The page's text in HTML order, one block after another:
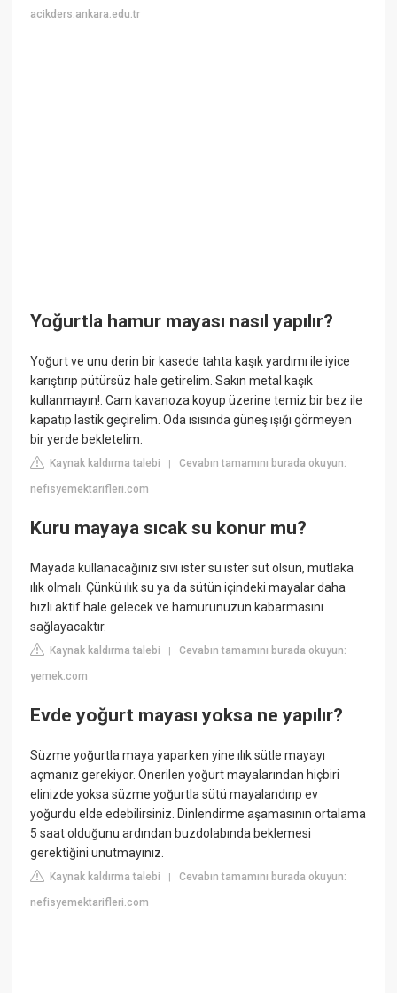
acikders.ankara.edu.tr
Yoğurtla hamur mayası nasıl yapılır?
Yoğurt ve unu derin bir kasede tahta kaşık yardımı ile iyice
karıştırıp pütürsüz hale getirelim. Sakın metal kaşık
kullanmayın!. Cam kavanoza koyup üzerine temiz bir bez ile
kapatıp lastik geçirelim. Oda ısısında güneş ışığı görmeyen
bir yerde bekletelim.
Kaynak kaldırma talebi |Cevabın tamamını burada okuyun:
nefisyemektarifleri.com
Kuru mayaya sıcak su konur mu?
Mayada kullanacağınız sıvı ister su ister süt olsun, mutlaka
ılık olmalı. Çünkü ılık su ya da sütün içindeki mayalar daha
hızlı aktif hale gelecek ve hamurunuzun kabarmasını
sağlayacaktır.
Kaynak kaldırma talebi |Cevabın tamamını burada okuyun:
yemek.com
Evde yoğurt mayası yoksa ne yapılır?
Süzme yoğurtla maya yaparken yine ılık sütle mayayı
açmanız gerekiyor. Önerilen yoğurt mayalarından hiçbiri
elinizde yoksa süzme yoğurtla sütü mayalandırıp ev
yoğurdu elde edebilirsiniz. Dinlendirme aşamasının ortalama
5 saat olduğunu ardından buzdolabında beklemesi
gerektiğini unutmayınız.
Kaynak kaldırma talebi |Cevabın tamamını burada okuyun:
nefisyemektarifleri.com